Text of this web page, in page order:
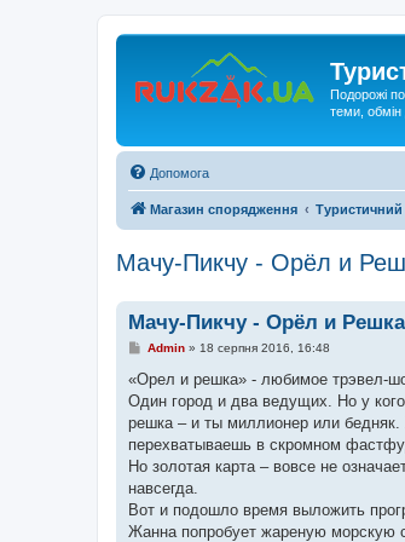
Подорожі
теми, обмін
Допомога
Магазин спорядження
Мачу-Пикчу - Орёл и
Мачу-Пикчу - Орёл и
П
в
д
о
л
е
н
я
Admin» 18 серпня 2016, 16:48
«Орел и решка» - любимое трэвел-
Один город и два ведущих. Но у
решка – и ты миллионер или
перехватываешь в скромном
Но золотая карта – вовсе не
навсегда.
Вот и подошло время выложить
Жанна попробует жареную морскую